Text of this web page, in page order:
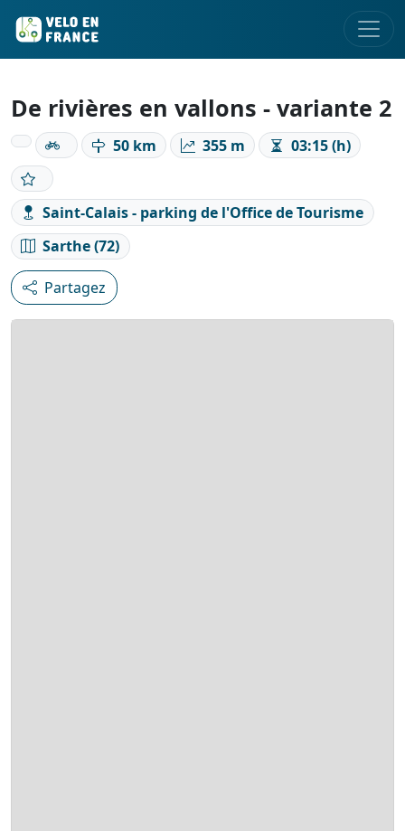
De rivières en vallons - variante 2
50 km 355 m 03:15 (h)
Saint-Calais - parking de l'Office de Tourisme
Sarthe (72)
Partagez